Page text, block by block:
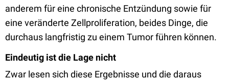
anderem für eine chronische Entzündung sowie für
eine veränderte Zellproliferation, beides Dinge, die
durchaus langfristig zu einem Tumor führen können.
Eindeutig ist die Lage nicht
Zwar lesen sich diese Ergebnisse und die daraus